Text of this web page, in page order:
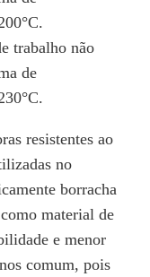
trabalho não
de
resistentes ao
no
borracha
material de
e menor
comum, pois